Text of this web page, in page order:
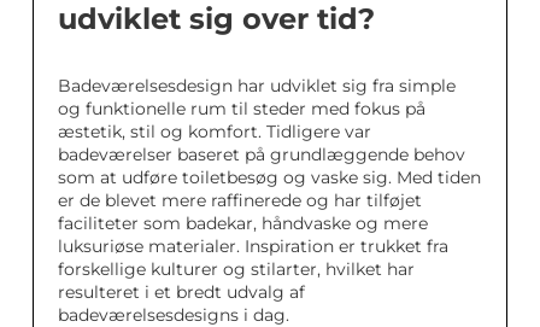
udviklet sig over tid?
Badeværelsesdesign har udviklet sig fra simple
og funktionelle rum til steder med fokus på
æstetik, stil og komfort. Tidligere var
badeværelser baseret på grundlæggende behov
som at udføre toiletbesøg og vaske sig. Med tiden
er de blevet mere raffinerede og har tilføjet
faciliteter som badekar, håndvaske og mere
luksuriøse materialer. Inspiration er trukket fra
forskellige kulturer og stilarter, hvilket har
resulteret i et bredt udvalg af
badeværelsesdesigns i dag.